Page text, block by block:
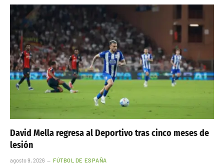
David Mella regresa al Deportivo tras cinco meses de
lesión
agosto 9, 2026 FÚTBOL DE ESPAÑA